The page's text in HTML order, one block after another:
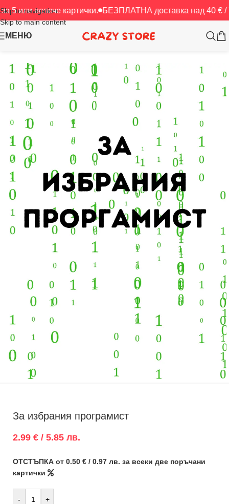
Skip to navigation
Skip to main content
картички. БЕЗПЛАТНА доставка над 40 € / 78.23
МЕНЮ
За избрания програмист
2.99 € / 5.85 лв.
ОТСТЪПКА от 0.50 € / 0.97 лв. за всеки две поръчани
картички
- +